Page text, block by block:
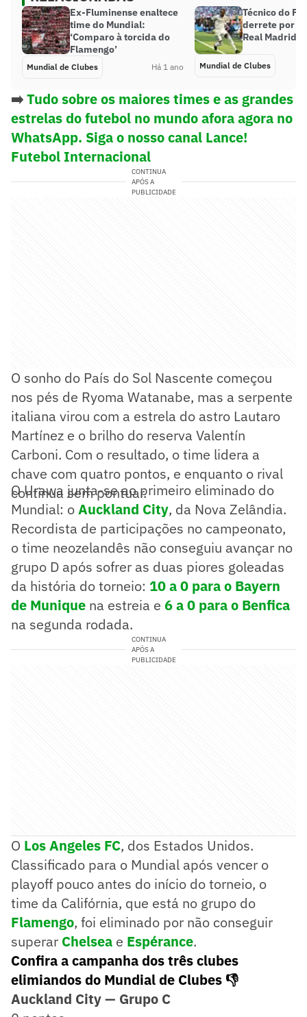
Ex-Fluminense enaltece
time do Mundial:
‘Comparo à torcida do
Flamengo’
Mundial de Clubes Há 1 ano
Técnico do
derrete por
Real Madrid
Mundial de Clubes
➡️Tudo sobre os maiores times e as grandes
estrelas do futebol no mundo afora agora no
WhatsApp. Siga o nosso canal Lance!
Futebol Internacional
CONTINUA
APÓS A
PUBLICIDADE
O sonho do País do Sol Nascente começou
nos pés de Ryoma Watanabe, mas a serpente
italiana virou com a estrela do astro Lautaro
Martínez e o brilho do reserva Valentín
Carboni. Com o resultado, o time lidera a
chave com quatro pontos, e enquanto o rival
continua sem pontuar.
O Urawa junta-se ao primeiro eliminado do
Mundial: oAuckland City, da Nova Zelândia.
Recordista de participações no campeonato,
o time neozelandês não conseguiu avançar no
grupo D após sofrer as duas piores goleadas
da história do torneio: 10 a 0 para o Bayern
de Munique na estreia e 6 a 0 para o Benfica
na segunda rodada.
CONTINUA
APÓS A
PUBLICIDADE
O Los Angeles FC, dos Estados Unidos.
Classificado para o Mundial após vencer o
playoff pouco antes do início do torneio, o
time da Califórnia, que está no grupo do
Flamengo, foi eliminado por não conseguir
superar Chelsea e Espérance.
Confira a campanha dos três clubes
elimiandos do Mundial de Clubes 👎
Auckland City — Grupo C